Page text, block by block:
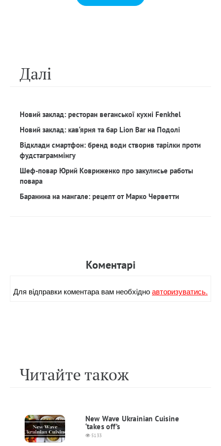
Далi
Новий заклад: ресторан веганської кухні Fenkhel
Новий заклад: кав‘ярня та бар Lion Bar на Подолі
Відклади смартфон: бренд води створив тарілки проти
фудстаграммінгу
Шеф-повар Юрий Ковриженко про закулисье работы
повара
Баранина на мангале: рецепт от Марко Черветти
Коментарi
Для вiдправки коментара вам необхiдноавторизуватись.
Читайте також
New Wave Ukrainian Cuisine
‘takes off’s
5133